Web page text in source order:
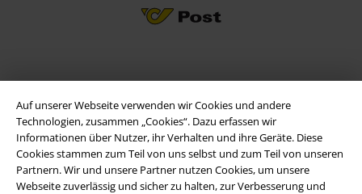
Auf unserer Webseite verwenden wir Cookies und andere
Technologien, zusammen „Cookies“. Dazu erfassen wir
Informationen über Nutzer, ihr Verhalten und ihre Geräte. Diese
Cookies stammen zum Teil von uns selbst und zum Teil von unseren
Partnern. Wir und unsere Partner nutzen Cookies, um unsere
Webseite zuverlässig und sicher zu halten, zur Verbesserung und
Lade dir jetzt kostenlos unsere neue EMP App runter und genieße
die vielen neuen Funktionen und Vorteile!